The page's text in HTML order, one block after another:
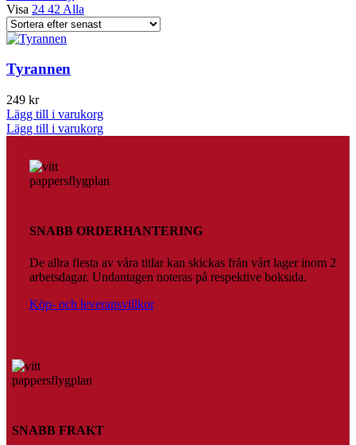
Visa 24 42 Alla
Tyrannen
249 kr
Lägg till i varukorg
Lägg till i varukorg
SNABB ORDERHANTERING
De allra flesta av våra titlar kan skickas från vårt lager inom 2
arbetsdagar. Undantagen noteras på respektive boksida.
Köp- och leveransvillkor
SNABB FRAKT